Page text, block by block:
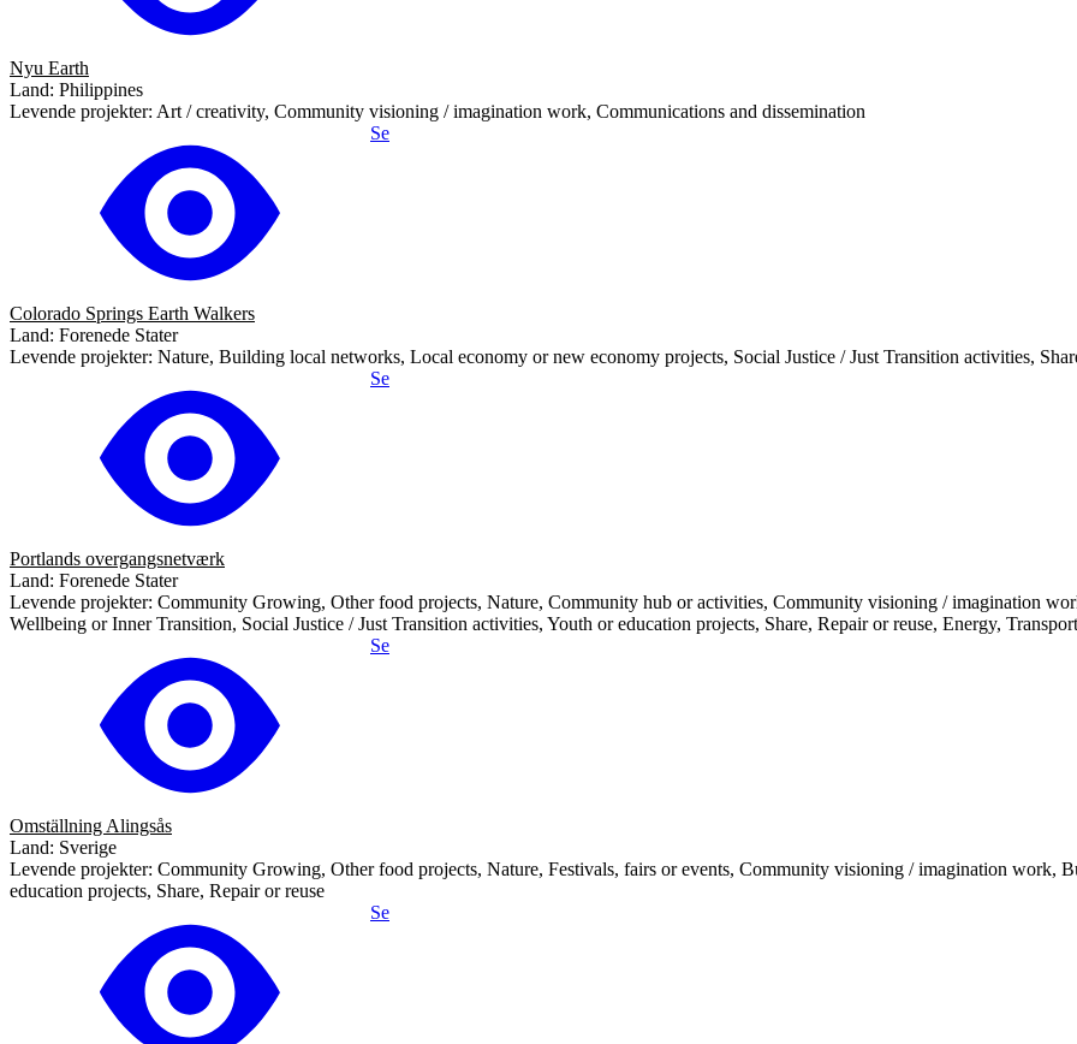
Nyu Earth
Land: Philippines
Levende projekter: Art / creativity, Community visioning / imagination work, Communications and dissemination
Se
Colorado Springs Earth Walkers
Land: Forenede Stater
Levende projekter: Nature, Building local networks, Local economy or new economy projects, Social Justice / Just Transition activities,
Se
Portlands overgangsnetværk
Land: Forenede Stater
Levende projekter: Community Growing, Other food projects, Nature, Community hub or activities, Community visioning / imagination
Wellbeing or Inner Transition, Social Justice / Just Transition activities, Youth or education projects, Share, Repair or reuse, Energy,
Se
Omställning Alingsås
Land: Sverige
Levende projekter: Community Growing, Other food projects, Nature, Festivals, fairs or events, Community visioning / imagination work,
education projects, Share, Repair or reuse
Se